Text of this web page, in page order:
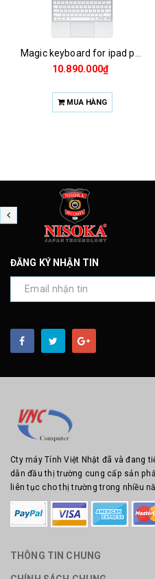
Magic keyboard for ipad pro m4 13 inch 2024
2.090.000₫
ĐĂNG KÝ NHẬN TIN
Cty máy Tính Việt Nhật đã và đang
dẫn đầu thị trường cung cấp sản
liên tục cho thị trường trong nhiều
THÔNG TIN CHUNG